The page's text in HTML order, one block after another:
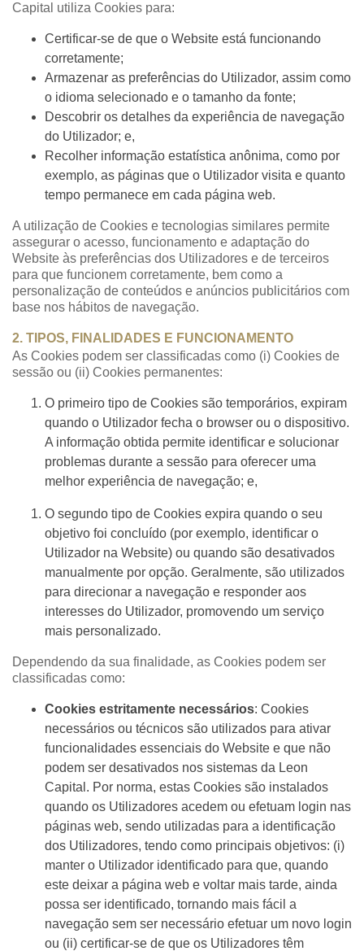
Capital utiliza Cookies para:
Certificar-se de que o Website está funcionando
corretamente;
Armazenar as preferências do Utilizador, assim como
o idioma selecionado e o tamanho da fonte;
Descobrir os detalhes da experiência de navegação
do Utilizador; e,
Recolher informação estatística anônima, como por
exemplo, as páginas que o Utilizador visita e quanto
tempo permanece em cada página web.
A utilização de Cookies e tecnologias similares permite
assegurar o acesso, funcionamento e adaptação do
Website às preferências dos Utilizadores e de terceiros
para que funcionem corretamente, bem como a
personalização de conteúdos e anúncios publicitários com
base nos hábitos de navegação.
2. TIPOS, FINALIDADES E FUNCIONAMENTO
As Cookies podem ser classificadas como (i) Cookies de
sessão ou (ii) Cookies permanentes:
O primeiro tipo de Cookies são temporários, expiram
quando o Utilizador fecha o browser ou o dispositivo.
A informação obtida permite identificar e solucionar
problemas durante a sessão para oferecer uma
melhor experiência de navegação; e,
O segundo tipo de Cookies expira quando o seu
objetivo foi concluído (por exemplo, identificar o
Utilizador na Website) ou quando são desativados
manualmente por opção. Geralmente, são utilizados
para direcionar a navegação e responder aos
interesses do Utilizador, promovendo um serviço
mais personalizado.
Dependendo da sua finalidade, as Cookies podem ser
classificadas como:
Cookies estritamente necessários: Cookies
necessários ou técnicos são utilizados para ativar
funcionalidades essenciais do Website e que não
podem ser desativados nos sistemas da Leon
Capital. Por norma, estas Cookies são instalados
quando os Utilizadores acedem ou efetuam login nas
páginas web, sendo utilizadas para a identificação
dos Utilizadores, tendo como principais objetivos: (i)
manter o Utilizador identificado para que, quando
este deixar a página web e voltar mais tarde, ainda
possa ser identificado, tornando mais fácil a
navegação sem ser necessário efetuar um novo login
ou (ii) certificar-se de que os Utilizadores têm